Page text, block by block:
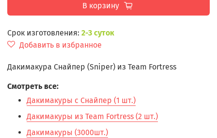
Срок изготовления: 2-3 суток
Добавить в избранное
В корзину
Дакимакура Снайпер (Sniper) из Team Fortress
Смотреть все:
Дакимакуры с Снайпер (1 шт.)
Дакимакуры из Team Fortress (2 шт.)
Дакимакуры (3000шт.)